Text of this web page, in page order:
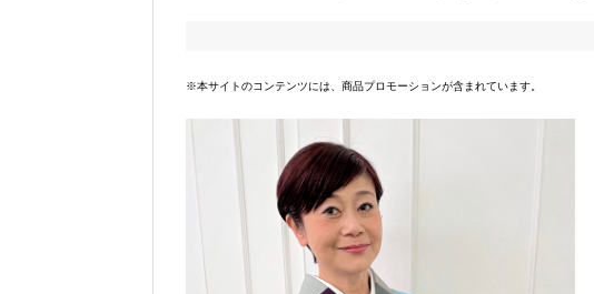
※本サイトのコンテンツには、商品プロモーションが含まれています。